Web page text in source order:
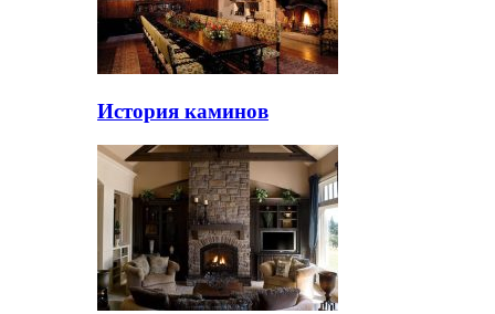
История каминов